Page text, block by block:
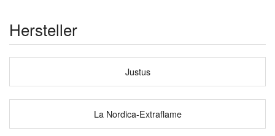
Hersteller
Justus
La Nordica-Extraflame